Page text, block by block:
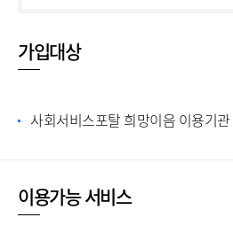
가입대상
사회서비스포탈 희망이음 이용기관
이용가능 서비스